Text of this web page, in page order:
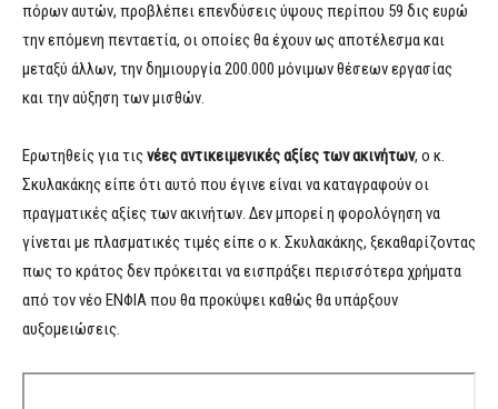
πόρων αυτών, προβλέπει επενδύσεις ύψους περίπου 59 δις ευρώ
την επόμενη πενταετία, οι οποίες θα έχουν ως αποτέλεσμα και
μεταξύ άλλων, την δημιουργία 200.000 μόνιμων θέσεων εργασίας
και την αύξηση των μισθών.
Ερωτηθείς για τιςνέες αντικειμενικές αξίες των ακινήτων, ο κ.
Σκυλακάκης είπε ότι αυτό που έγινε είναι να καταγραφούν οι
πραγματικές αξίες των ακινήτων. Δεν μπορεί η φορολόγηση να
γίνεται με πλασματικές τιμές είπε ο κ. Σκυλακάκης, ξεκαθαρίζοντας
πως το κράτος δεν πρόκειται να εισπράξει περισσότερα χρήματα
από τον νέο ΕΝΦΙΑ που θα προκύψει καθώς θα υπάρξουν
αυξομειώσεις.